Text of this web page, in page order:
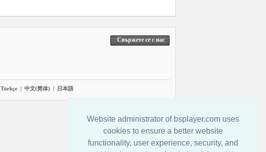
Website administrator of bsplayer.com uses
cookies to ensure a better website
functionality, user experience, security, and
Свържете се с нас
Türkçe | 中文(简体) | 日本語